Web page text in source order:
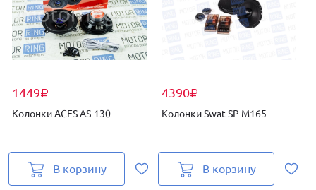
1449₽
Колонки ACES AS-130
В корзину
4390₽
Колонки Swat SP M165
В корзину